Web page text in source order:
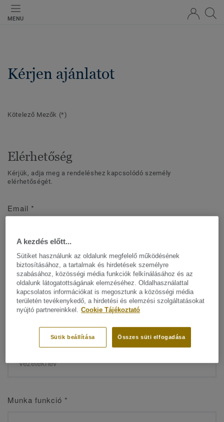
MENU
Kérjen ajánlatot
Kötelező Mezők (*)
Elérhetőség
Kérjük, adja meg a rendeléshez kapcsolódó személy
elérhetőségét.
Email *
Név*
Vezetéknév*
Munka funkció *
A kezdés előtt...
Sütiket használunk az oldalunk megfelelő működésének
biztosításához, a tartalmak és hirdetések személyre
szabásához, közösségi média funkciók felkínálásához és az
oldalunk látogatottságának elemzéséhez. Oldalhasználattal
kapcsolatos információkat is megosztunk a közösségi média
területén tevékenykedő, a hirdetési és elemzési szolgáltatásokat
nyújtó partnereinkkel. Cookie Tájékoztató
Összes süti elfogadása
Sütik beállítása